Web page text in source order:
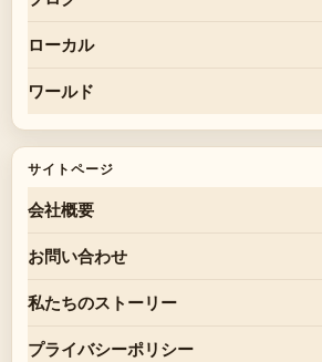
ローカル
ワールド
サイトページ
会社概要
お問い合わせ
私たちのストーリー
プライバシーポリシー